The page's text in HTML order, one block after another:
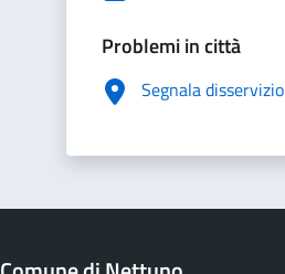
Problemi in città
Segnala disservizio